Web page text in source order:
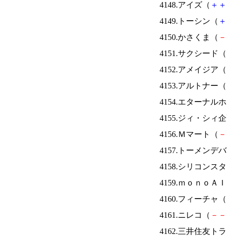
4148.アイズ（ ＋ ＋
4149.トーシン（ ＋
4150.かさくま（ －
4151.サクシード（
4152.アメイジア（
4153.アルトナー（
4154.エターナル
4155.ジィ・シィ
4156.Ｍマート（ －
4157.トーメンデ
4158.シリコンス
4159.ｍｏｎｏＡ
4160.フィーチャ（
4161.ニレコ（ － －
4162.三井住友ト